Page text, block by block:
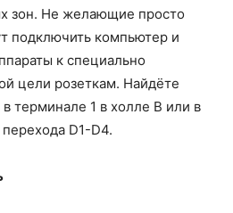
зон. Не желающие просто
подключить компьютер и
к специально
цели розеткам. Найдёте
терминале 1 в холле В или в
D1-D4.